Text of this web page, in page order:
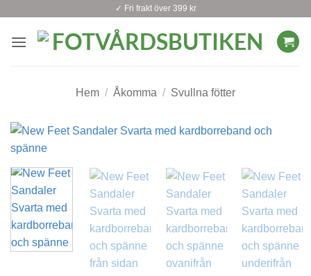
content
✓ Fri frakt över 399 kr
Hem / Åkomma / Svullna fötter